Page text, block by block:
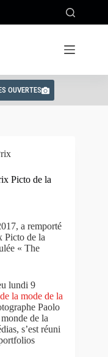
OUVERTES
Picto de la
a remporté
Picto de la
« The
lundi 9
la mode de la
Paolo
de la
s’est réuni